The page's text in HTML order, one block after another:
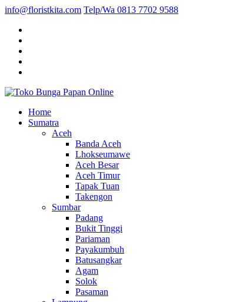
info@floristkita.com Telp/Wa 0813 7702 9588
Toko Bunga Papan Online
Karangan Bunga Kirim Langsung – Cepat di Medan
Home
Sumatra
Aceh
Banda Aceh
Lhokseumawe
Aceh Besar
Aceh Timur
Tapak Tuan
Takengon
Sumbar
Padang
Bukit Tinggi
Pariaman
Payakumbuh
Batusangkar
Agam
Solok
Pasaman